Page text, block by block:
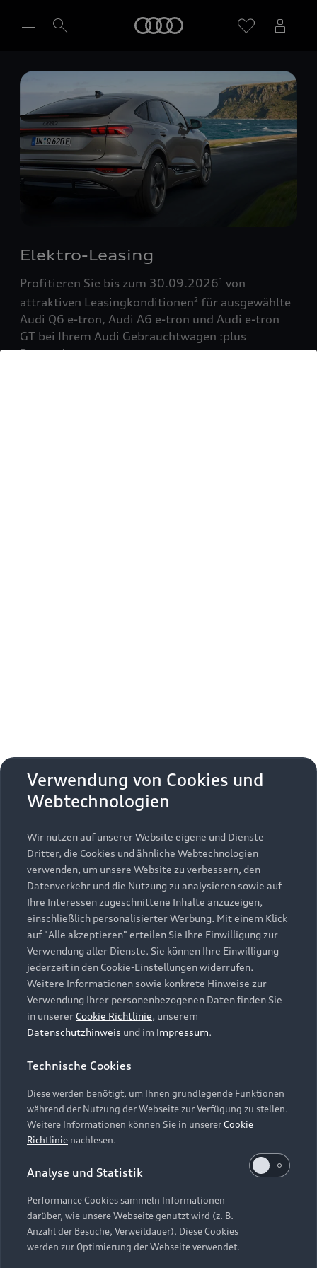
Händler wählen
Elektro-Leasing
Profitieren Sie bis zum 30.09.20261 von
attraktiven Leasingkonditionen2 für ausgewählte
Audi Q6 e-tron, Audi A6 e-tron und Audi e-tron
GT bei Ihrem Audi Gebrauchtwagen :plus
Partner!
Zurück nach oben
Modelle
Alle Modelle
Modelle vergleichen
Elektromodelle
Plug-in-Hybride
Kaufen & leasen
Neuwagensuche
Gebrauchtwagensuche
Gebrauchtwagen
Finanzierung
Aktionen & Angebote
Geschäftskunden
Service & Zubehör
Saisonale Angebote
Audi Services
Garantie
Audi digital services
myAudi
Support
Kundenservice
Händlersuche
Audi Code
Online-Terminvereinbarung
Servicekontakt
Vertrag widerrufen
Über Audi
Unternehmen
Karriere
Investor Relations
Presse & Media Center
Datenschutz
Audi erleben
Newsletter
Impressum Rechtliches
Hinweisgebersystem
Datenschutzinformation
Cookie-Einstellungen
Cookie-Richtlinie
Barrierefreiheit
Hinweis: Die aktuelle Darstellung und Anordnung der
Embleme am Fahrzeug bei allen Abbildungen auf dieser
Webseite kann abweichen.
Verwendung von Cookies und
Webtechnologien
Wir nutzen auf unserer Website eigene und Dienste
Dritter, die Cookies und ähnliche Webtechnologien
verwenden, um unsere Website zu verbessern, den
Datenverkehr und die Nutzung zu analysieren sowie auf
Ihre Interessen zugeschnittene Inhalte anzuzeigen,
einschließlich personalisierter Werbung. Mit einem Klick
auf "Alle akzeptieren" erteilen Sie Ihre Einwilligung zur
Verwendung aller Dienste. Sie können Ihre Einwilligung
jederzeit in den Cookie-Einstellungen widerrufen.
Weitere Informationen sowie konkrete Hinweise zur
Verwendung Ihrer personenbezogenen Daten finden Sie
in unserer Cookie Richtlinie, unserem
Datenschutzhinweis und im Impressum.
Technische Cookies
Diese werden benötigt, um Ihnen grundlegende Funktionen
während der Nutzung der Webseite zur Verfügung zu stellen.
Weitere Informationen können Sie in unsererCookie
Richtlinie nachlesen.
Analyse und Statistik
Performance Cookies sammeln Informationen
darüber, wie unsere Webseite genutzt wird (z. B.
Anzahl der Besuche, Verweildauer). Diese Cookies
werden zur Optimierung der Webseite verwendet.